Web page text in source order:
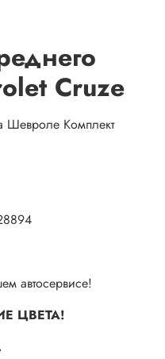
Cruze
Шевроле Комплект
автосервисе!
ЦВЕТА!